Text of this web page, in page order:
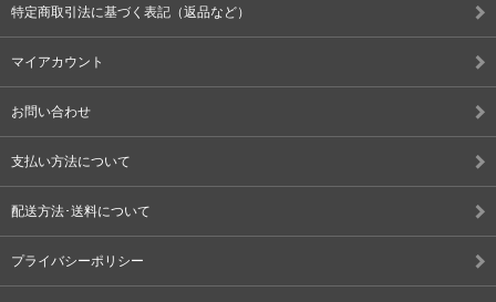
特定商取引法に基づく表記（返品など）
マイアカウント
お問い合わせ
支払い方法について
配送方法･送料について
プライバシーポリシー